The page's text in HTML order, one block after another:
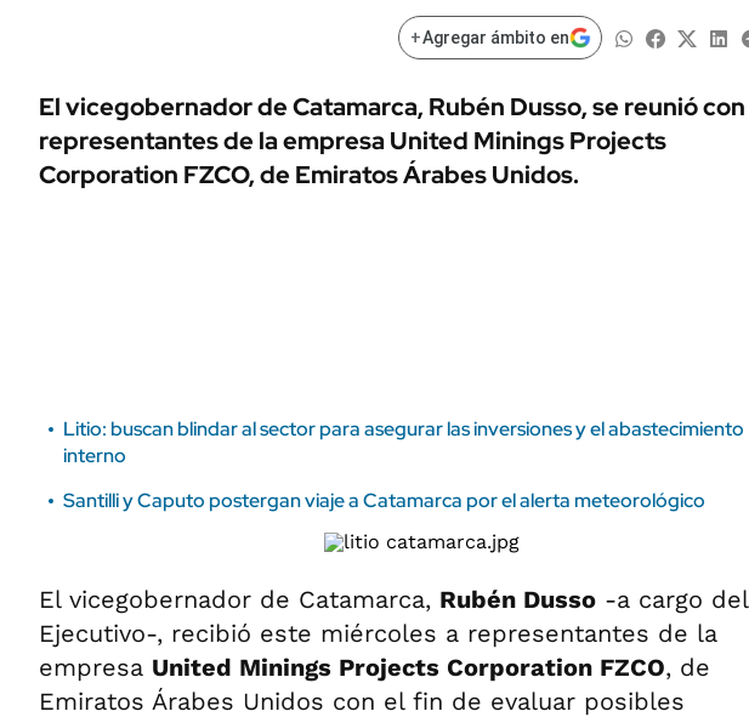
ÁMBITO DEBATE
MEDIAKIT AMBITO DEBATE
POLÍTICA
URUGUAY
LIFESTYLE
AUTOS
+Agregar ámbito en
El vicegobernador de Catamarca, Rubén Dusso, se reunió con
representantes de la empresa United Minings Projects
Corporation FZCO, de Emiratos Árabes Unidos.
Litio: buscan blindar al sector para asegurar las inversiones y el abastecimiento
interno
Santilli y Caputo postergan viaje a Catamarca por el alerta meteorológico
El vicegobernador de Catamarca, Rubén Dusso -a cargo del
Ejecutivo-, recibió este miércoles a representantes de la
empresa United Minings Projects Corporation FZCO, de
Emiratos Árabes Unidos con el fin de evaluar posibles